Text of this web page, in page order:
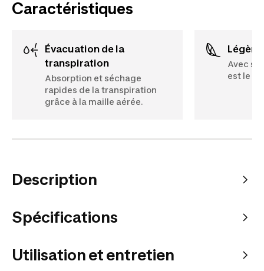
Caractéristiques
Évacuation de la
transpiration
Absorption et séchage
rapides de la transpiration
grâce à la maille aérée.
Avec
est le
Description
Spécifications
Utilisation et entretien